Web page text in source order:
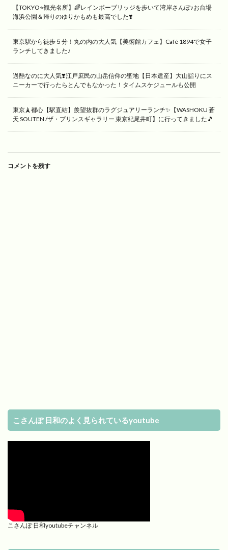
【TOKYO⭐️観光名所】🌈レインボーブリッジを歩いて湾岸さんぽ♪お台場
海浜公園＆帰りのゆりかもめも最高でした❣️
東京駅から徒歩５分！丸の内の大人気【美術館カフェ】Café 1894で女子
ランチしてきました♪
過酷なのに大人気❣️江戸庶民の山岳信仰の聖地【日本遺産】大山詣りにス
ニーカーで行ったらとんでもなかった！タイムスケジュールも公開
東京🗼都心【駅直結】羨望抜群のラグジュアリーランチ✨【WASHOKU 蒼
天 SOUTEN /ザ・プリンスギャラリー 東京紀尾井町】に行ってきました🎵
コメントを残す
こさんぽ 日和のよく見られているyoutube
こさんぽ 日和youtubeチャンネル